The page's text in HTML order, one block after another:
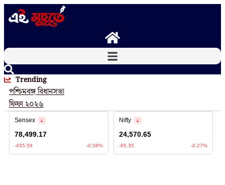
Skip
to
content
Trending
পশ্চিমবঙ্গ বিধানসভা
ফিফা ২০২৬